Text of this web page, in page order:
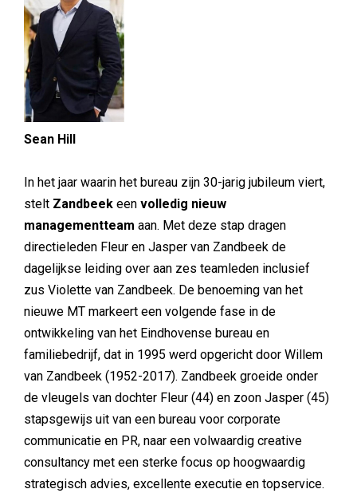
Sean Hill
In het jaar waarin het bureau zijn 30-jarig jubileum viert,
stelt Zandbeek een volledig nieuw
managementteam aan. Met deze stap dragen
directieleden Fleur en Jasper van Zandbeek de
dagelijkse leiding over aan zes teamleden inclusief
zus Violette van Zandbeek. De benoeming van het
nieuwe MT markeert een volgende fase in de
ontwikkeling van het Eindhovense bureau en
familiebedrijf, dat in 1995 werd opgericht door Willem
van Zandbeek (1952-2017). Zandbeek groeide onder
de vleugels van dochter Fleur (44) en zoon Jasper (45)
stapsgewijs uit van een bureau voor corporate
communicatie en PR, naar een volwaardig creative
consultancy met een sterke focus op hoogwaardig
strategisch advies, excellente executie en topservice.